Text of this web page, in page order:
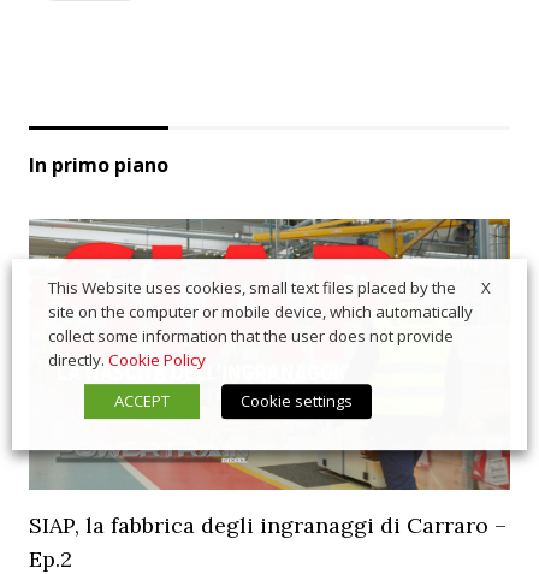
In primo piano
SIAP, la fabbrica degli ingranaggi di Carraro –
Ep.2
X
This Website uses cookies, small text files placed by the
site on the computer or mobile device, which automatically
collect some information that the user does not provide
directly. Cookie Policy
ACCEPT
Cookie settings